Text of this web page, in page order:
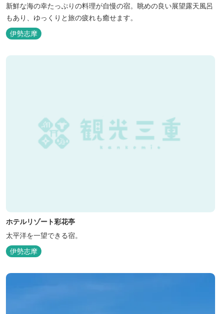
新鮮な海の幸たっぷりの料理が自慢の宿。眺めの良い展望露天風呂
もあり、ゆっくりと旅の疲れも癒せます。
伊勢志摩
ホテルリゾート彩花亭
太平洋を一望できる宿。
伊勢志摩